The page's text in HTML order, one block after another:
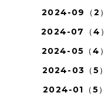
2024-09（2）
2024-07（4）
2024-05（4）
2024-03（5）
2024-01（5）